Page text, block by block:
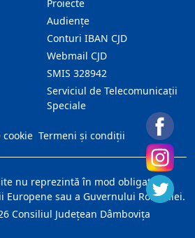
Proiecte
Audienţe
Conturi IBAN CJD
Webmail CJD
SMIS 328942
Serviciul de Telecomunicații
Speciale
cookie Termeni și condiții
nu reprezintă în mod obligatoriu
Europene sau a Guvernului României.
Consiliul Judeţean Dâmboviţa